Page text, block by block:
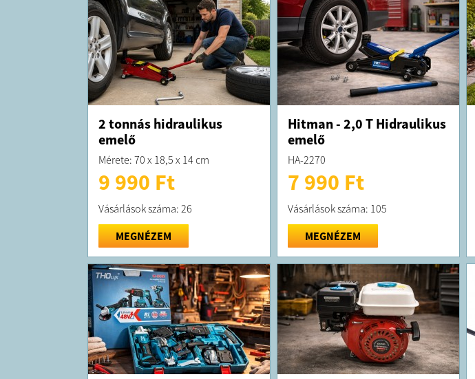
2 tonnás hidraulikus
emelő
Mérete: 70 x 18,5 x 14 cm
9 990 Ft
Vásárlások száma: 26
MEGNÉZEM
Hitman - 2,0 T Hidraulikus
emelő
HA-2270
7 990 Ft
Vásárlások száma: 105
MEGNÉZEM